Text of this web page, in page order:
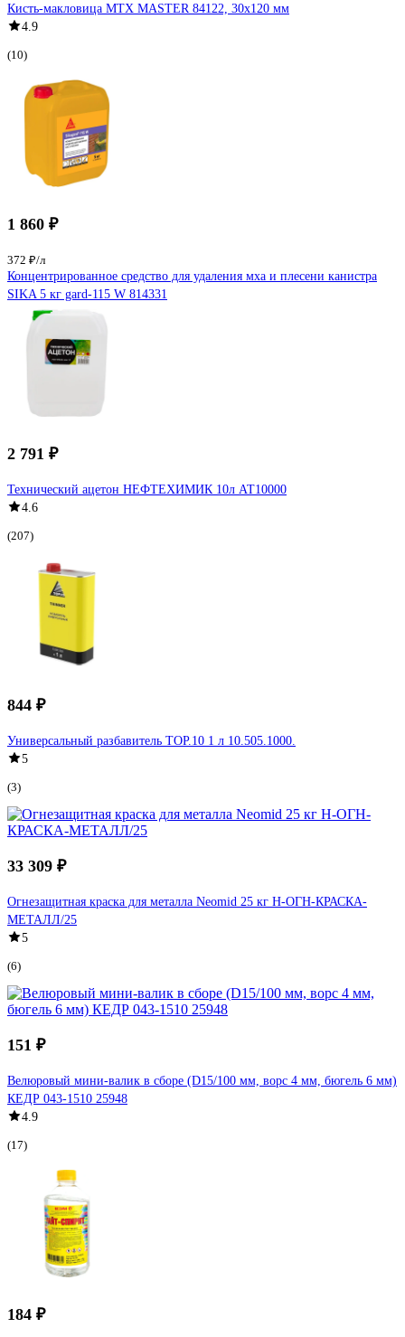
Кисть-макловица MTX MASTER 84122, 30х120 мм
4.9
(10)
1 860 ₽
372 ₽/л
Концентрированное средство для удаления мха и плесени канистра
SIKA 5 кг gard-115 W 814331
2 791 ₽
Технический ацетон НЕФТЕХИМИК 10л АТ10000
4.6
(207)
844 ₽
Универсальный разбавитель TOP.10 1 л 10.505.1000.
5
(3)
33 309 ₽
Огнезащитная краска для металла Neomid 25 кг Н-ОГН-КРАСКА-
МЕТАЛЛ/25
5
(6)
151 ₽
Велюровый мини-валик в сборе (D15/100 мм, ворс 4 мм, бюгель 6 мм)
КЕДР 043-1510 25948
4.9
(17)
184 ₽